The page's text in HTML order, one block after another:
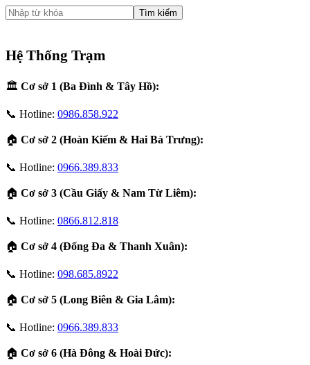
Hệ Thống Trạm
🏛️ Cơ sở 1 (Ba Đình & Tây Hồ):
📞 Hotline: 0986.858.922
🏠 Cơ sở 2 (Hoàn Kiếm & Hai Bà Trưng):
📞 Hotline: 0966.389.833
🏠 Cơ sở 3 (Cầu Giấy & Nam Từ Liêm):
📞 Hotline: 0866.812.818
🏠 Cơ sở 4 (Đống Đa & Thanh Xuân):
📞 Hotline: 098.685.8922
🏠 Cơ sở 5 (Long Biên & Gia Lâm):
📞 Hotline: 0966.389.833
🏠 Cơ sở 6 (Hà Đông & Hoài Đức):